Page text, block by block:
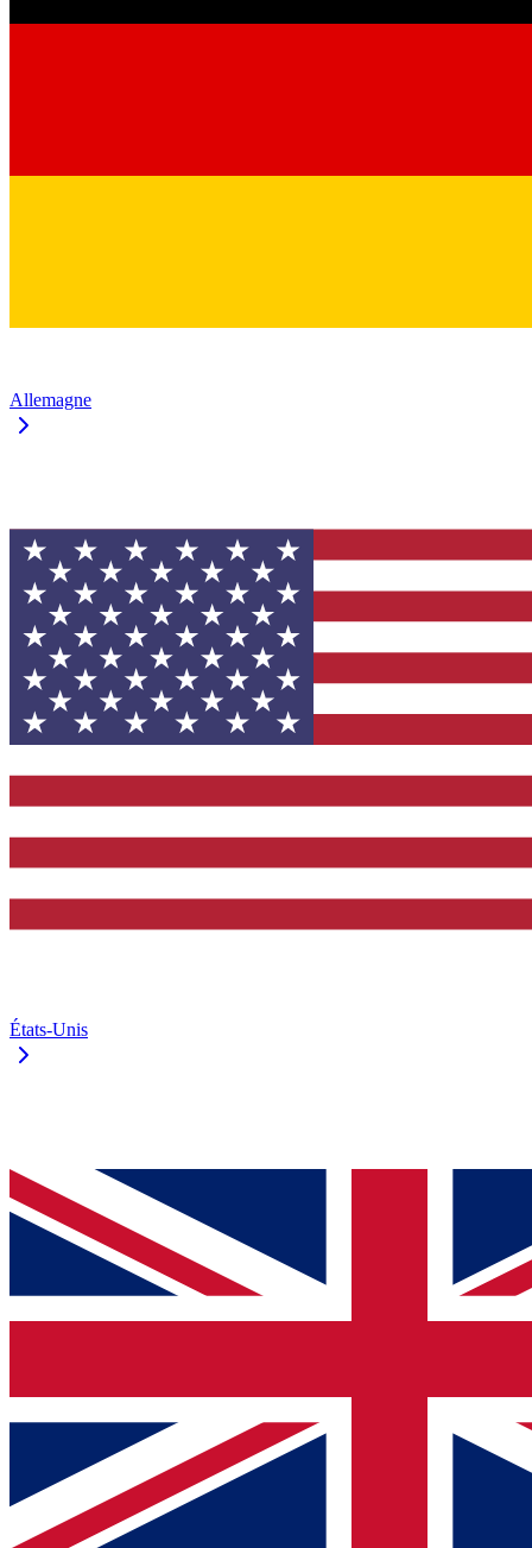
Allemagne
États-Unis